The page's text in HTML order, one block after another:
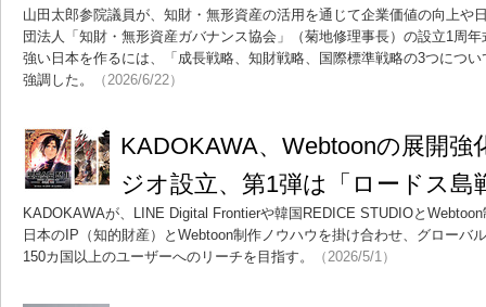
山田太郎参院議員が、知財・無形資産の活用を通じて企業価値の向上や
団法人「知財・無形資産ガバナンス協会」（菊地修理事長）の設立1周
強い日本を作るには、「成長戦略、知財戦略、国際標準戦略の3つにつ
強調した。
（2026/6/22）
KADOKAWA、Webtoonの展開
ジオ設立、第1弾は「ロードス島
KADOKAWAが、LINE Digital Frontierや韓国REDICE STUDIOと
日本のIP（知的財産）とWebtoon制作ノウハウを掛け合わせ、グローバ
150カ国以上のユーザーへのリーチを目指す。
（2026/5/1）